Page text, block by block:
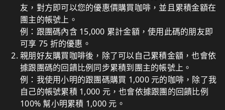
友，對方即可以您的優惠價購買咖啡，並且累積金額在
團主的帳號上。
例：跟團碼內含 15,000 累計金額，使用此碼的朋友即
可享 75 折的優惠。
親朋好友購買咖啡後，除了可以自己累積金額，也會依
據跟團碼的回饋比例同步累積到團主的帳號上。
例：我使用小明的跟團碼購買 1,000 元的咖啡，除了我
自己的帳號累積 1,000 元，也會依據跟團的回饋比例
100% 幫小明累積 1,000 元。